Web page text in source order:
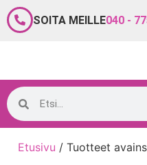
SOITA MEILLE040 -
Etusivu / Tuotteet